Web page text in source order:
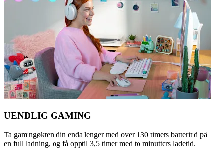
UENDLIG GAMING
Ta gamingøkten din enda lenger med over 130 timers batteritid på
en full ladning, og få opptil 3,5 timer med to minutters ladetid.